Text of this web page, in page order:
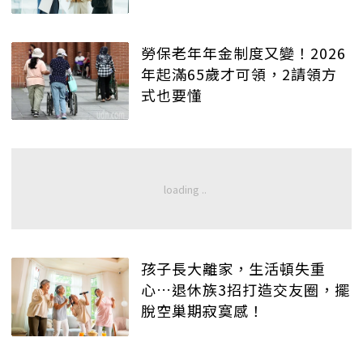
勞保老年年金制度又變！2026
年起滿65歲才可領，2請領方
式也要懂
孩子長大離家，生活頓失重
心…退休族3招打造交友圈，擺
脫空巢期寂寞感！